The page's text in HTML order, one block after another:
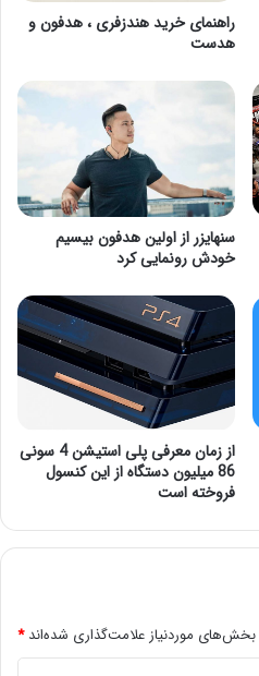
راهنمای خرید هندزفری ، هدفون و
هدست
سنهایزر از اولین هدفون بیسیم
خودش رونمایی کرد
از زمان معرفی پلی استیشن 4 سونی
86 میلیون دستگاه از این کنسول
فروخته است
بخش‌های موردنیاز علامت‌گذاری شده‌اند*